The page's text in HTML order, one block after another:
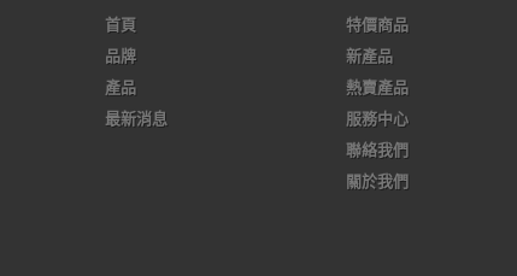
首頁
品牌
產品
最新消息
特價商品
新產品
熱賣產品
服務中心
聯絡我們
關於我們